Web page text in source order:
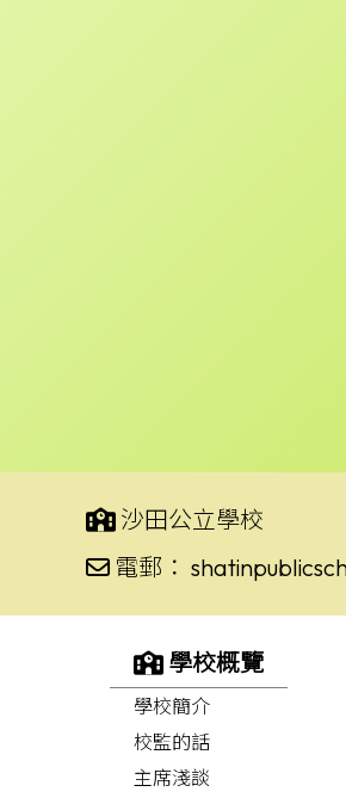
沙田公立學校
電郵：
學校概覽
學校簡介
校監的話
主席淺談